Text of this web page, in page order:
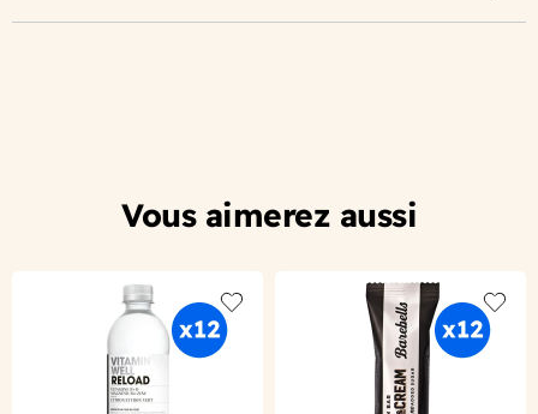
Vous aimerez aussi
Add to wishlist Add